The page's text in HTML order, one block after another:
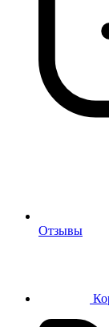
Отзывы